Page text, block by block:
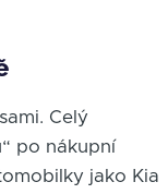
Celý
po nákupní
jako Kia